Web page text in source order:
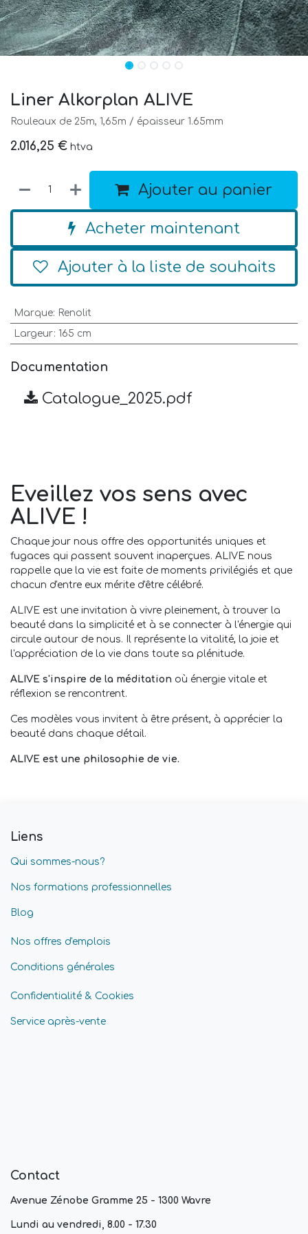
Liner Alkorplan ALIVE
Rouleaux de 25m, 1,65m / épaisseur 1.65mm
2.016,25 € htva
Ajouter au panier
Acheter maintenant
Ajouter à la liste de souhaits
Marque: Renolit
Largeur: 165 cm
Documentation
Catalogue_2025.pdf
Eveillez vos sens avec
ALIVE !
Chaque jour nous offre des opportunités uniques et
fugaces qui passent souvent inaperçues. ALIVE nous
rappelle que la vie est faite de moments privilégiés et que
chacun d'entre eux mérite d'être célébré.
ALIVE est une invitation à vivre pleinement, à trouver la
beauté dans la simplicité et à se connecter à l'énergie qui
circule autour de nous. Il représente la vitalité, la joie et
l'appréciation de la vie dans toute sa plénitude.
ALIVE s'inspire de la méditation où énergie vitale et
réflexion se rencontrent.
Ces modèles vous invitent à être présent, à apprécier la
beauté dans chaque détail.
ALIVE est une philosophie de vie.
Liens
Qui sommes-nous?
Nos formations professionnelles
Blog
Nos offres d'emplois
Conditions générales
Confidentialité & Cookies
Service après-vente
Contact
Avenue Zénobe Gramme 25 - 1300 Wavre
Lundi au vendredi, 8.00 - 17.30